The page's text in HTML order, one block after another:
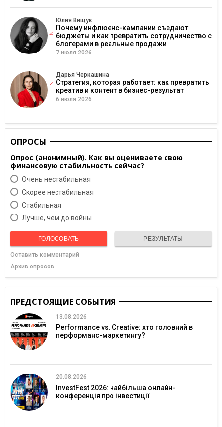
Юлия Вищук
Почему инфлюенс-кампании съедают
бюджеты и как превратить сотрудничество с
блогерами в реальные продажи
7 июля 2026
Дарья Черкашина
Стратегия, которая работает: как превратить
креатив и контент в бизнес-результат
6 июля 2026
ОПРОСЫ
Опрос (анонимный). Как вы оцениваете свою
финансовую стабильность сейчас?
Очень нестабильная
Скорее нестабильная
Cтабильная
Лучше, чем до войны
ГОЛОСОВАТЬ РЕЗУЛЬТАТЫ
Оставить комментарий
Архив опросов
ПРЕДСТОЯЩИЕ СОБЫТИЯ
13.08.2026
Performance vs. Creative: хто головний в
перформанс-маркетингу?
20.08.2026
InvestFest 2026: найбільша онлайн-
конференція про інвестиції